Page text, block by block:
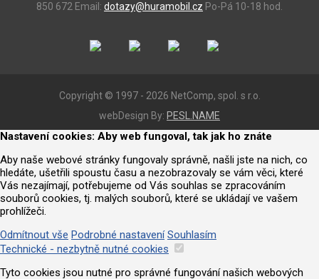
850 672 Email: dotazy@huramobil.cz Po-Pá 10-18 hod.
Copyright © 1997 - 2026 NetComp, spol. s r.o.
webDesign By: PESL.NAME
Nastavení cookies: Aby web fungoval, tak jak ho znáte
Aby naše webové stránky fungovaly správně, našli jste na nich, co
hledáte, ušetřili spoustu času a nezobrazovaly se vám věci, které
Vás nezajímají, potřebujeme od Vás souhlas se zpracováním
souborů cookies, tj. malých souborů, které se ukládají ve vašem
prohlížeči.
Odmítnout vše Podrobné nastavení Souhlasím
Technické - nezbytně nutné cookies
Tyto cookies jsou nutné pro správné fungování našich webových